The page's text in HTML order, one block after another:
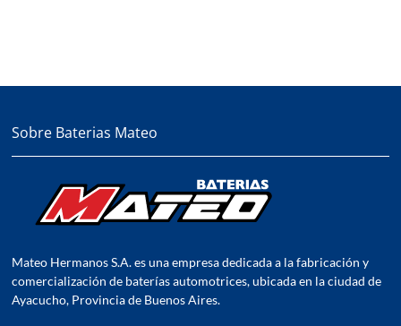
Sobre Baterias Mateo
Mateo Hermanos S.A. es una empresa dedicada a la fabricación y
comercialización de baterías automotrices, ubicada en la ciudad de
Ayacucho, Provincia de Buenos Aires.